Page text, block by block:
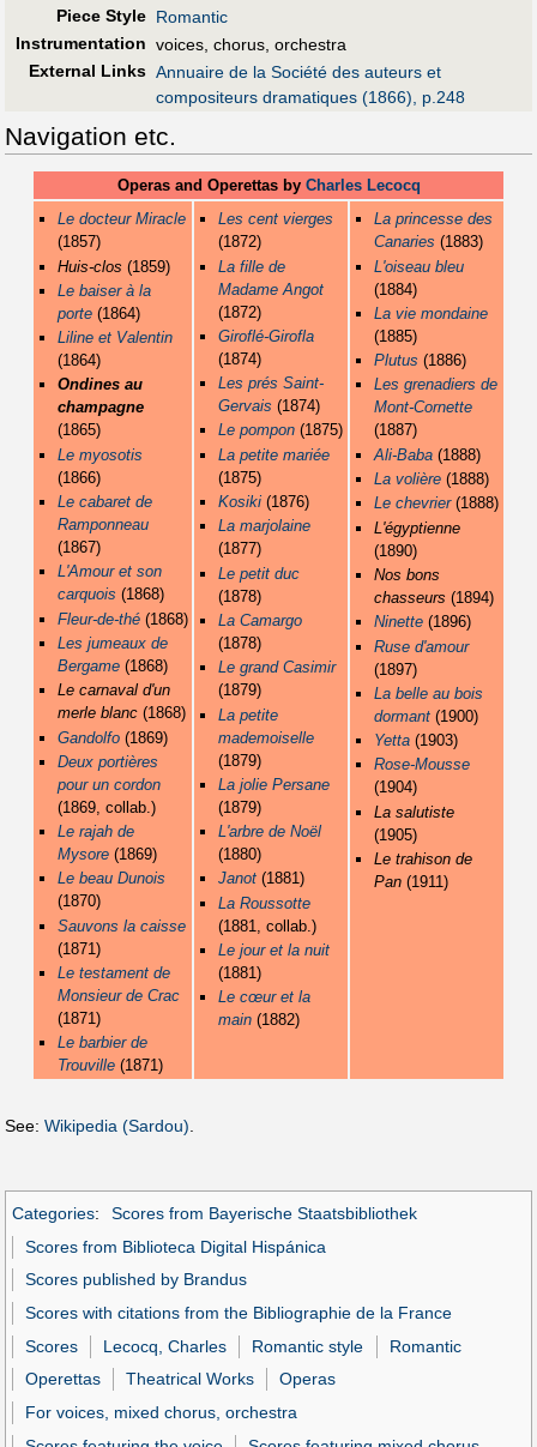
Piece Style Romantic
Instrumentation voices, chorus, orchestra
External Links Annuaire de la Société des auteurs et
compositeurs dramatiques (1866), p.248
Navigation etc.
Operas and Operettas by Charles Lecocq
Le docteur Miracle
(1857)
Huis-clos (1859)
Le baiser à la
porte (1864)
Liline et Valentin
(1864)
Ondines au
champagne
(1865)
Le myosotis
(1866)
Le cabaret de
Ramponneau
(1867)
L'Amour et son
carquois (1868)
Fleur-de-thé (1868)
Les jumeaux de
Bergame (1868)
Le carnaval d'un
merle blanc (1868)
Gandolfo (1869)
Deux portières
pour un cordon
(1869, collab.)
Le rajah de
Mysore (1869)
Le beau Dunois
(1870)
Sauvons la caisse
(1871)
Le testament de
Monsieur de Crac
(1871)
Le barbier de
Trouville (1871)
Les cent vierges
(1872)
La fille de
Madame Angot
(1872)
Giroflé-Girofla
(1874)
Les prés Saint-
Gervais (1874)
Le pompon (1875)
La petite mariée
(1875)
Kosiki (1876)
La marjolaine
(1877)
Le petit duc
(1878)
La Camargo
(1878)
Le grand Casimir
(1879)
La petite
mademoiselle
(1879)
La jolie Persane
(1879)
L'arbre de Noël
(1880)
Janot (1881)
La Roussotte
(1881, collab.)
Le jour et la nuit
(1881)
Le cœur et la
main (1882)
La princesse des
Canaries (1883)
L'oiseau bleu
(1884)
La vie mondaine
(1885)
Plutus (1886)
Les grenadiers de
Mont-Cornette
(1887)
Ali-Baba (1888)
La volière (1888)
Le chevrier(1888)
L'égyptienne
(1890)
Nos bons
chasseurs (1894)
Ninette (1896)
Ruse d'amour
(1897)
La belle au bois
dormant (1900)
Yetta (1903)
Rose-Mousse
(1904)
La salutiste
(1905)
Le trahison de
Pan (1911)
See: Wikipedia (Sardou)
Categories:
Scores from Bayerische Staatsbibliothek
Scores from Biblioteca Digital Hispánica
Scores published by Brandus
Scores with citations from the Bibliographie de la France
Scores
Lecocq, Charles Romantic style
Romantic
Operettas
Theatrical Works
Operas
For voices, mixed chorus, orchestra